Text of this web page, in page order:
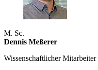
M. Sc.
Dennis Meßerer
Wissenschaftlicher Mitarbeiter